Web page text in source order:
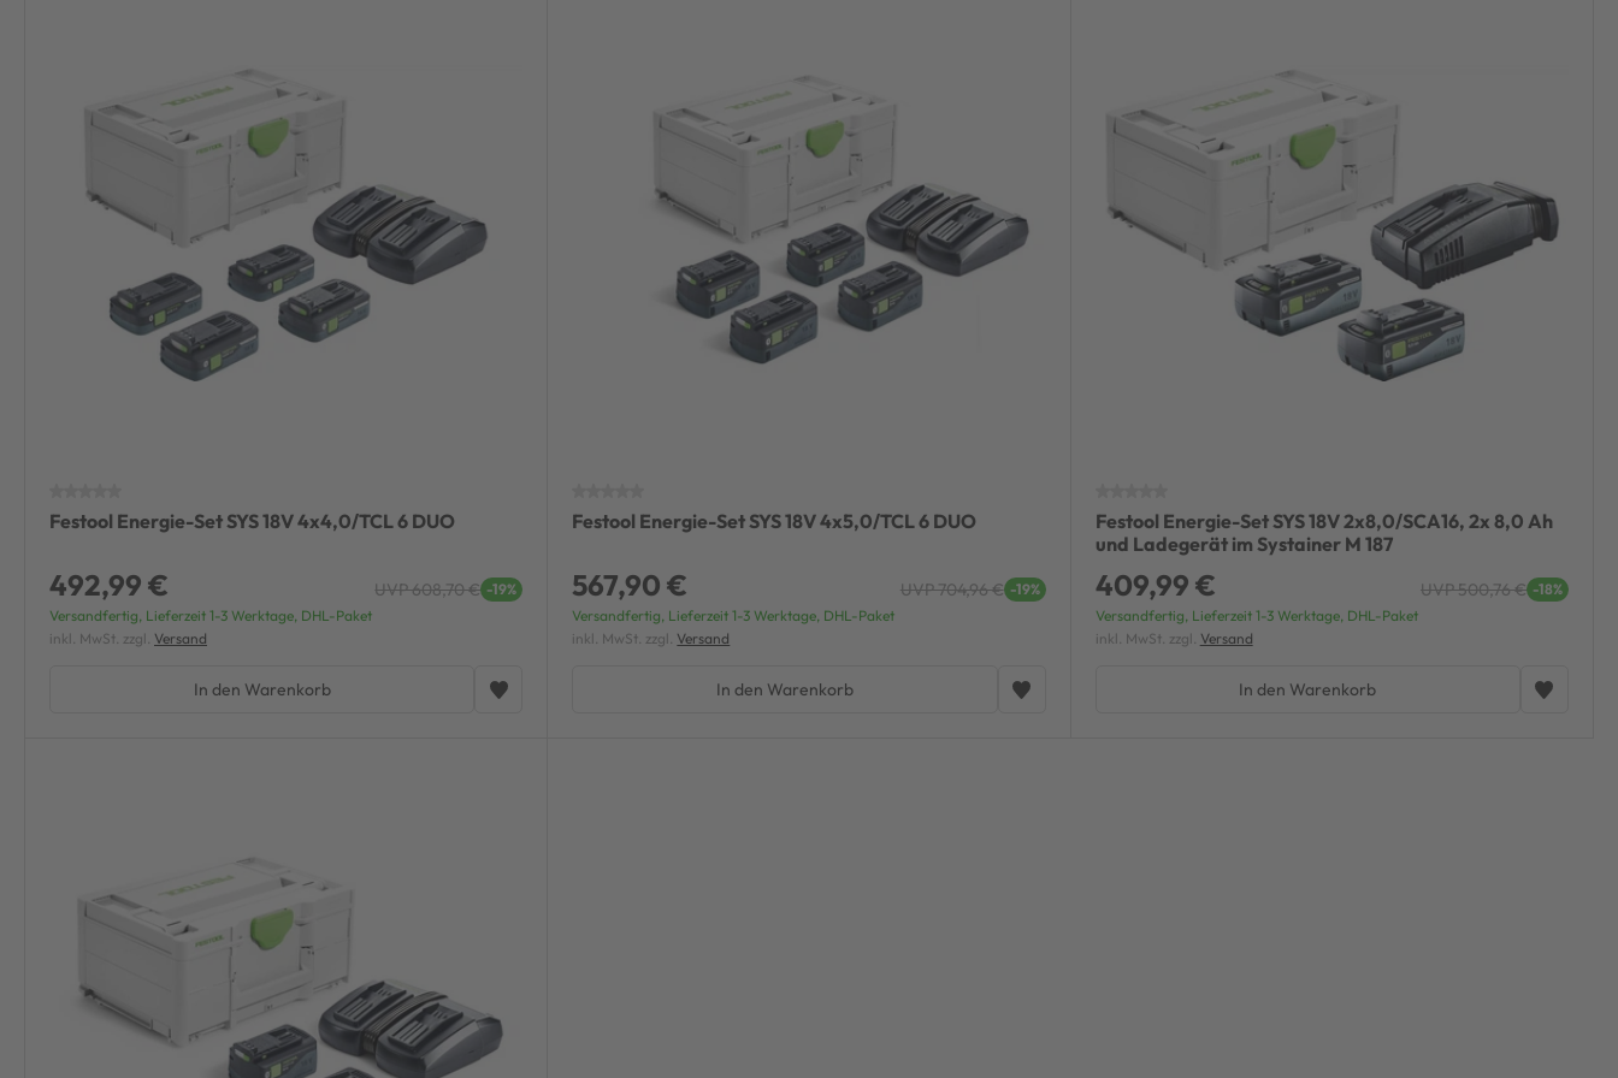
Festool Energie-Set SYS 18V 4x4,0/TCL 6 DUO
492,99 € UVP 608,70 € -19%
Versandfertig, Lieferzeit 1-3 Werktage, DHL-Paket
inkl. MwSt. zzgl. Versand
In den Warenkorb
Festool Energie-Set SYS 18V 4x5,0/TCL 6 DUO
567,90 € UVP 704,96 € -19%
Versandfertig, Lieferzeit 1-3 Werktage, DHL-Paket
inkl. MwSt. zzgl. Versand
In den Warenkorb
Festool Energie-Set SYS 18V 2x8,0/SCA16, 2x 8,0 Ah
und Ladegerät im Systainer M 187
409,99 € UVP 500,76 € -18%
Versandfertig, Lieferzeit 1-3 Werktage, DHL-Paket
inkl. MwSt. zzgl. Versand
In den Warenkorb